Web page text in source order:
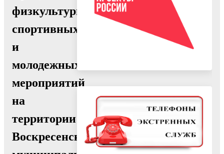
физкультурных,
спортивных
и
молодежных
мероприятий
на
территории
Воскресенского